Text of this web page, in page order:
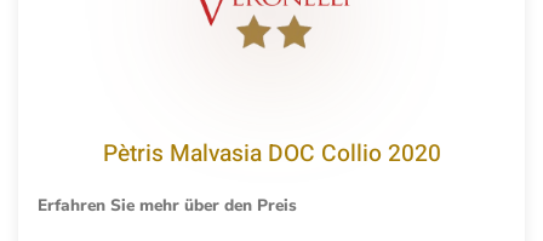
Pètris Malvasia DOC Collio 2020
Erfahren Sie mehr über den Preis